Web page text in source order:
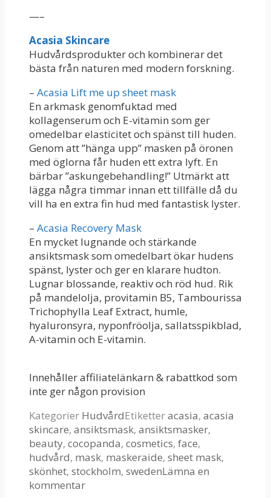
—–
Acasia Skincare
Hudvårdsprodukter och kombinerar det
bästa från naturen med modern forskning.
– Acasia Lift me up sheet mask
En arkmask genomfuktad med
kollagenserum och E-vitamin som ger
omedelbar elasticitet och spänst till huden.
Genom att ”hänga upp” masken på öronen
med öglorna får huden ett extra lyft. En
bärbar ”askungebehandling!” Utmärkt att
lägga några timmar innan ett tillfälle då du
vill ha en extra fin hud med fantastisk lyster.
– Acasia Recovery Mask
En mycket lugnande och stärkande
ansiktsmask som omedelbart ökar hudens
spänst, lyster och ger en klarare hudton.
Lugnar blossande, reaktiv och röd hud. Rik
på mandelolja, provitamin B5, Tambourissa
Trichophylla Leaf Extract, humle,
hyaluronsyra, nyponfröolja, sallatsspikblad,
A-vitamin och E-vitamin.
Innehåller affiliatelänkarn & rabattkod som
inte ger någon provision
Kategorier HudvårdEtiketteracasia, acasia
skincare, ansiktsmask, ansiktsmasker,
beauty, cocopanda, cosmetics, face,
hudvård, mask, maskeraide, sheet mask,
skönhet, stockholm, swedenLämna en
kommentar